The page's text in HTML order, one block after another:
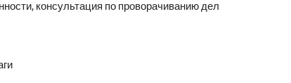
консультация по проворачиванию дел.